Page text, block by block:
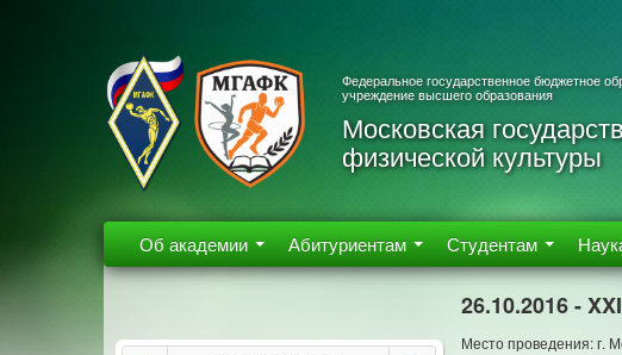
Федеральное государственное бюджетное
учреждение высшего образования
Московская
физической культуры
Об академии Абитуриентам Студентам
26.10.2016 -
Место проведения: г.